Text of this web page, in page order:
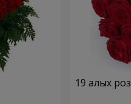
19 алых роз